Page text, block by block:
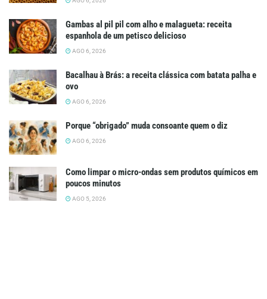
Gambas al pil pil com alho e malagueta: receita
espanhola de um petisco delicioso
AGO 6, 2026
Bacalhau à Brás: a receita clássica com batata palha e
ovo
AGO 6, 2026
Porque “obrigado” muda consoante quem o diz
AGO 6, 2026
Como limpar o micro-ondas sem produtos químicos em
poucos minutos
AGO 5, 2026